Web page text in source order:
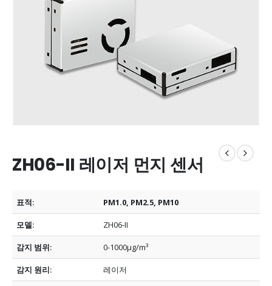
ZH06-II 레이저 먼지 센서
표적: PM1.0, PM2.5, PM10
모델: ZH06-II
감지 범위: 0-1000µg/m³
감지 원리: 레이저